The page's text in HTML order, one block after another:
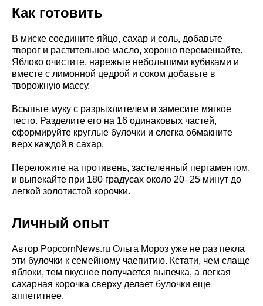
Как готовить
В миске соедините яйцо, сахар и соль, добавьте
творог и растительное масло, хорошо перемешайте.
Яблоко очистите, нарежьте небольшими кубиками и
вместе с лимонной цедрой и соком добавьте в
творожную массу.
Всыпьте муку с разрыхлителем и замесите мягкое
тесто. Разделите его на 16 одинаковых частей,
сформируйте круглые булочки и слегка обмакните
верх каждой в сахар.
Переложите на противень, застеленный пергаментом,
и выпекайте при 180 градусах около 20–25 минут до
легкой золотистой корочки.
Личный опыт
Автор PopcornNews.ru Ольга Мороз уже не раз пекла
эти булочки к семейному чаепитию. Кстати, чем слаще
яблоки, тем вкуснее получается выпечка, а легкая
сахарная корочка сверху делает булочки еще
аппетитнее.